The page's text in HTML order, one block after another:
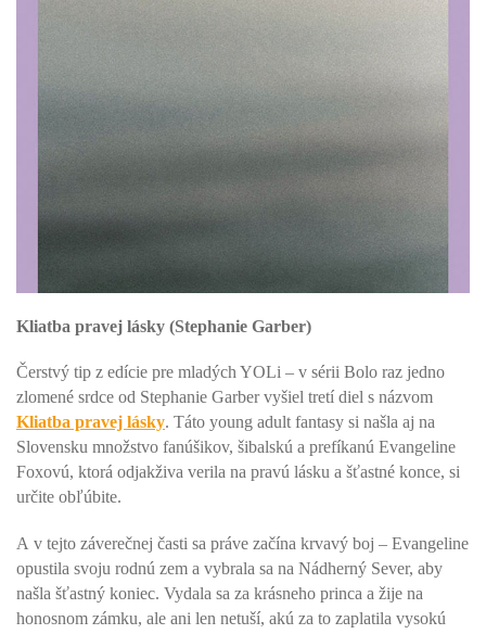
Kliatba pravej lásky (Stephanie Garber)
Čerstvý tip z edície pre mladých YOLi – v sérii Bolo raz jedno
zlomené srdce od Stephanie Garber vyšiel tretí diel s názvom
Kliatba pravej lásky. Táto young adult fantasy si našla aj na
Slovensku množstvo fanúšikov, šibalskú a prefíkanú Evangeline
Foxovú, ktorá odjakživa verila na pravú lásku a šťastné konce, si
určite obľúbite.
A v tejto záverečnej časti sa práve začína krvavý boj – Evangeline
opustila svoju rodnú zem a vybrala sa na Nádherný Sever, aby
našla šťastný koniec. Vydala sa za krásneho princa a žije na
honosnom zámku, ale ani len netuší, akú za to zaplatila vysokú